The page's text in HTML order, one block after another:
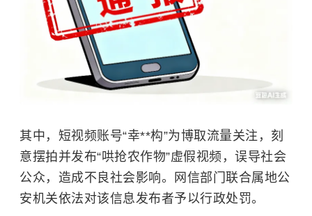
其中，短视频账号“幸**构”为博取流量关注，刻
意摆拍并发布“哄抢农作物”虚假视频，误导社会
公众，造成不良社会影响。网信部门联合属地公
安机关依法对该信息发布者予以行政处罚。